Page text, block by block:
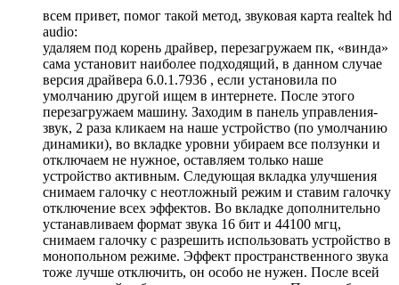
всем привет, помог такой метод, звуковая карта realtek hd
audio:
удаляем под корень драйвер, перезагружаем пк, «винда»
сама установит наиболее подходящий, в данном случае
версия драйвера 6.0.1.7936 , если установила по
умолчанию другой ищем в интернете. После этого
перезагружаем машину. Заходим в панель управления-
звук, 2 раза кликаем на наше устройство (по умолчанию
динамики), во вкладке уровни убираем все ползунки и
отключаем не нужное, оставляем только наше
устройство активным. Следующая вкладка улучшения
снимаем галочку с неотложный режим и ставим галочку
отключение всех эффектов. Во вкладке дополнительно
устанавливаем формат звука 16 бит и 44100 мгц,
снимаем галочку с разрешить использовать устройство в
монопольном режиме. Эффект пространственного звука
тоже лучше отключить, он особо не нужен. После всей